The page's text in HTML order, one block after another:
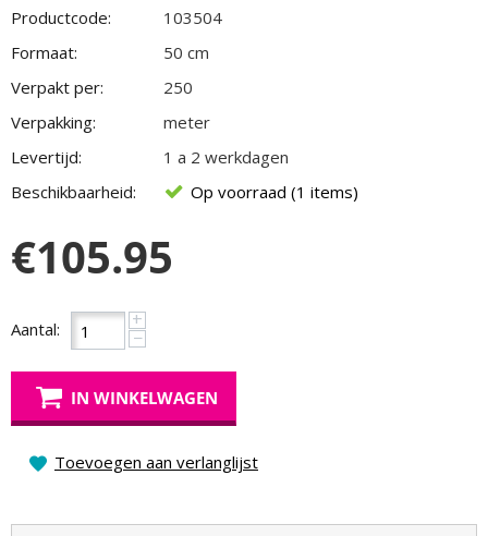
Productcode:
103504
Formaat:
50 cm
Verpakt per:
250
Verpakking:
meter
Levertijd:
1 a 2 werkdagen
Beschikbaarheid:
Op voorraad (1 items)
€105.95
Aantal: +
−
IN WINKELWAGEN
Toevoegen aan verlanglijst